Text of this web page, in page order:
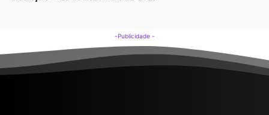
-Publicidade -